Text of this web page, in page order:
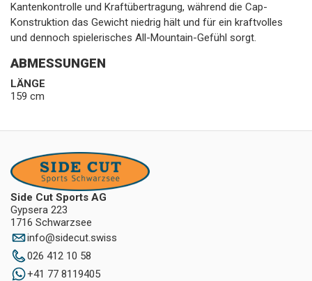
Kantenkontrolle und Kraftübertragung, während die Cap-
Konstruktion das Gewicht niedrig hält und für ein kraftvolles
und dennoch spielerisches All-Mountain-Gefühl sorgt.
ABMESSUNGEN
LÄNGE
159 cm
Side Cut Sports AG
Gypsera 223
1716 Schwarzsee
info@sidecut.swiss
026 412 10 58
+41 77 8119405